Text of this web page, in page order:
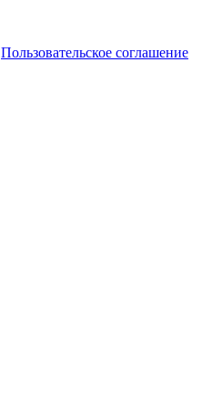
Пользовательское соглашение